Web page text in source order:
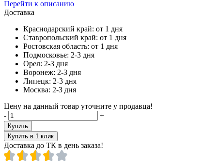
Перейти к описанию
Доставка
Краснодарский край: от 1 дня
Ставропольский край: от 1 дня
Ростовская область: от 1 дня
Подмосковье: 2-3 дня
Орел: 2-3 дня
Воронеж: 2-3 дня
Липецк: 2-3 дня
Москва: 2-3 дня
Цену на данный товар уточните у продавца!
-
+
Купить
Купить в 1 клик
Доставка до ТК в день заказа!